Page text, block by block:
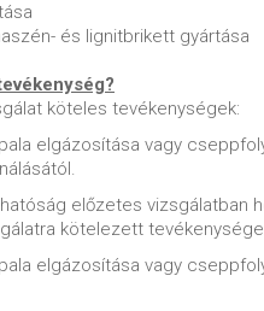
és lignitbrikett gyártása
köteles tevékenységek:
elgázosítása vagy
előzetes vizsgálatban
kötelezett
elgázosítása vagy